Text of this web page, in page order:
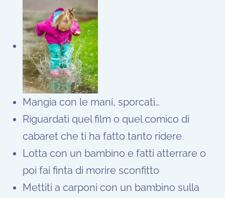
Mangia con le mani, sporcati…
Riguardati quel film o quel comico di
cabaret che ti ha fatto tanto ridere
Lotta con un bambino e fatti atterrare o
poi fai finta di morire sconfitto
Mettiti a carponi con un bambino sulla